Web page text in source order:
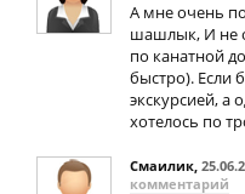
А мне очень
шашлык, И не
по канатной
быстро). Если
экскурсией, а
хотелось по
Смаилик,
комментарий